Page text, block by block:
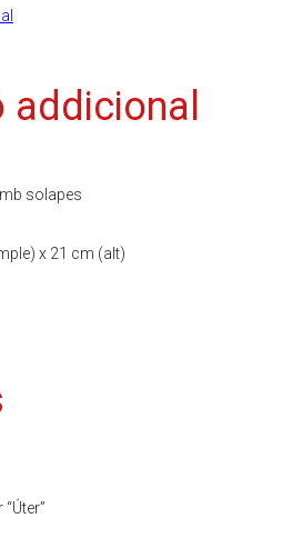
addicional
solapes
x 21 cm (alt)